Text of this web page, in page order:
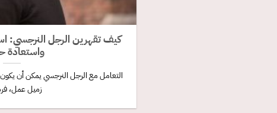
كيف تقهرين الرجل النرجسي:
واستعادة
التعامل مع الرجل النرجسي يمكن أن
زميل عمل،